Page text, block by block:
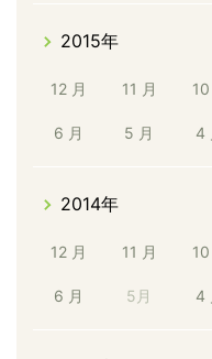
2015年
12 月 11 月 10
6 月 5 月 4
2014年
12 月 11 月 10
6 月 5月 4